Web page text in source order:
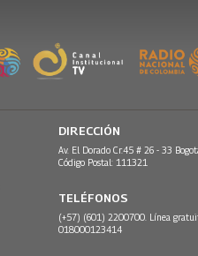
DIRECCIÓN
Av. El Dorado Cr.45 # 26 - 33
Código Postal: 111321
TELÉFONOS
(+57) (601) 2200700. Línea
018000123414